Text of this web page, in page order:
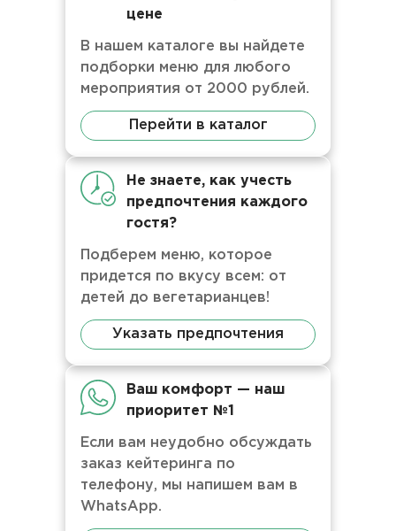
цене
В нашем каталоге вы найдете
подборки меню для любого
мероприятия от 2000 рублей.
Перейти в каталог
Не знаете, как учесть
предпочтения каждого
гостя?
Подберем меню, которое
придется по вкусу всем: от
детей до вегетарианцев!
Указать предпочтения
Ваш комфорт — наш
приоритет №1
Если вам неудобно обсуждать
заказ кейтеринга по
телефону, мы напишем вам в
WhatsApp.